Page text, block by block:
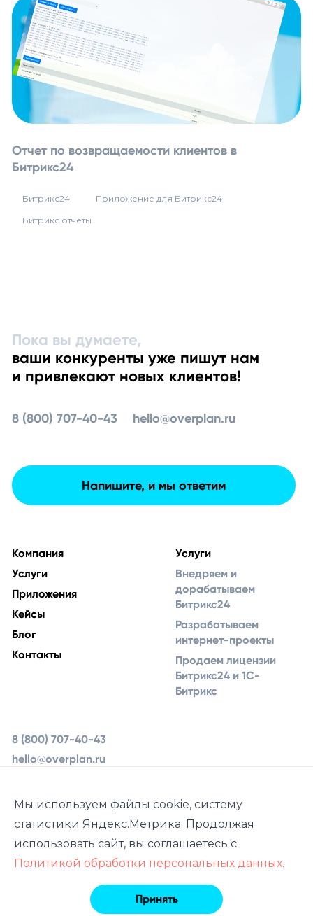
Отчет по возвращаемости клиентов в
Битрикс24
Битрикс24 Приложение для Битрикс24
Битрикс отчеты
Пока вы думаете,
ваши конкуренты уже пишут нам
и привлекают новых клиентов!
8 (800) 707-40-43 hello@overplan.ru
Напишите, и мы ответим
Компания
Услуги
Приложения
Кейсы
Блог
Контакты
Услуги
Внедряем и
дорабатываем
Битрикс24
Разрабатываем
интернет-проекты
Продаем лицензии
Битрикс24 и 1С-
Битрикс
8 (800) 707-40-43
hello@overplan.ru
Overplan.ru
Политика обработки персональных данных
Мы используем файлы cookie, систему
статистики Яндекс.Метрика. Продолжая
использовать сайт, вы соглашаетесь с
Политикой обработки персональных данных.
Принять